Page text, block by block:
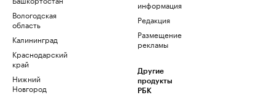
Вологодская
область
Калининград
Краснодарский
край
Нижний
Новгород
информация
Редакция
Размещение
рекламы
Другие
продукты
РБК